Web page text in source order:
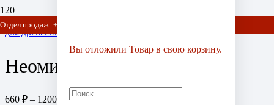
Отдел продаж: +7 (903) 778-01-07 / +7 (905) 752-77-20
Вы отложилиТовар в свою корзину.
Главная Антисептики для деревянного дома
для древесины NEOMID
Неомид (Neomid) Base eco
660 ₽ – 1200 Диапазон цен: 660 ₽ – 1200 ₽